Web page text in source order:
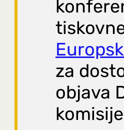
za
objava